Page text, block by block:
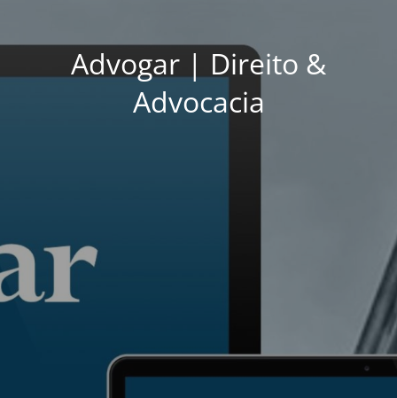
Advogar | Direito &
Advocacia